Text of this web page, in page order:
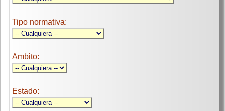
Tipo normativa:
Ambito:
Estado: